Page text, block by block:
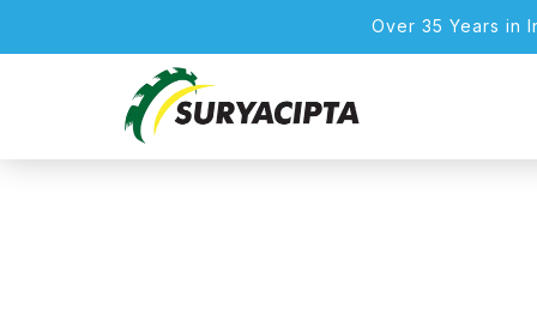
Over 35 Years in